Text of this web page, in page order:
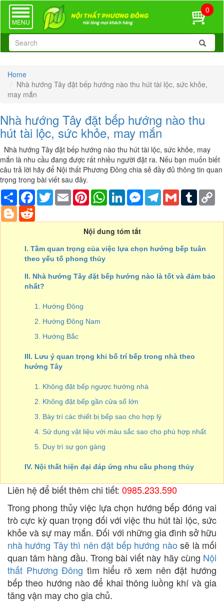
TOGGLE
NAVIGATION
MENU
0
Home
Nhà hướng Tây đặt bếp hướng nào thu hút tài lộc, sức khỏe,
may mắn
Nhà hướng Tây đặt bếp hướng nào thu
hút tài lộc, sức khỏe, may mắn
Nhà hướng Tây đặt bếp hướng nào thu hút tài lộc, sức khỏe, may
mắn là nhu cầu đang được rất nhiều người đặt ra. Nếu bạn muốn biết
câu trả lời hãy để Nội thất Phương Đông chia sẻ đầy đủ thông tin quan
trọng trong bài viết sau đây.
Share Facebook
TwitterEmail PinterestWhatsAppLinkedInMessengerTelegram
Gmail Tumblr
Blogger
Nội dung tóm tắt
I. Tầm quan trọng của việc lựa chọn hướng bếp tuân
theo yếu tố phong thủy
II. Nhà hướng Tây đặt bếp hướng nào là tốt và đảm bảo
nhất?
1. Hướng Đông
2. Hướng Đông Nam
3. Hướng Bắc
III. Lưu ý quan trọng khi bố trí bếp trong nhà theo
hướng Tây
1. Không đặt bếp ngược hướng nhà
2. Không đặt bếp gần cửa sổ lớn
3. Bày trí các thiết bị bếp sao cho hợp lý
4. Sử dụng vật liệu với màu sắc sao cho phù hợp nhất
5. Duy trì sự gọn gàng
IV. Nội thất hiện đại đáp ứng nhu cầu phong thủy
Liên hệ để biết thêm chi tiết: 0985.233.590
Trong phong thủy việc lựa chọn hướng bếp đóng vai
trò cực kỳ quan trọng đối với việc thu hút tài lộc, sức
khỏe và sự may mắn. Đối với những gia đình sở hữu
nhà hướng Tây thì nên đặt bếp hướng nàosẽ là mối
quan tâm hàng đầu. Trong bài viết này hãy cùng Nội
thất Phương Đông tìm hiểu rõ xem nên đặt hướng
bếp theo hướng nào để khai thông luồng khí và gia
tăng vận may cho gia chủ.